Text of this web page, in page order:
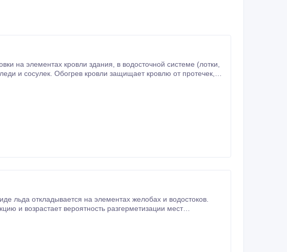
здания, в водосточной системе (лотки,